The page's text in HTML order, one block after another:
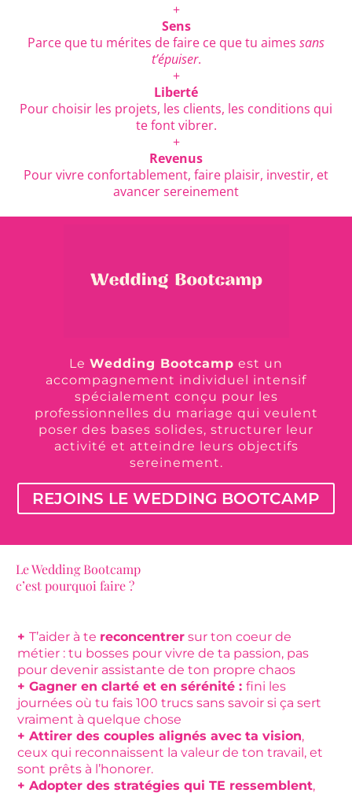
+
Sens
Parce que tu mérites de faire ce que tu aimes sans
t’épuiser.
+
Liberté
Pour choisir les projets, les clients, les conditions qui
te font vibrer.
+
Revenus
Pour vivre confortablement, faire plaisir, investir, et
avancer sereinement
Le Wedding Bootcamp est un
accompagnement individuel intensif
spécialement conçu pour les
professionnelles du mariage qui veulent
poser des bases solides, structurer leur
activité et atteindre leurs objectifs
sereinement.
REJOINS LE WEDDING BOOTCAMP
Le Wedding Bootcamp
c’est pourquoi faire ?
+ T’aider à te reconcentrer sur ton coeur de
métier : tu bosses pour vivre de ta passion, pas
pour devenir assistante de ton propre chaos
+ Gagner en clarté et en sérénité : fini les
journées où tu fais 100 trucs sans savoir si ça sert
vraiment à quelque chose
+ Attirer des couples alignés avec ta vision,
ceux qui reconnaissent la valeur de ton travail, et
sont prêts à l’honorer.
+ Adopter des stratégies qui TE ressemblent,